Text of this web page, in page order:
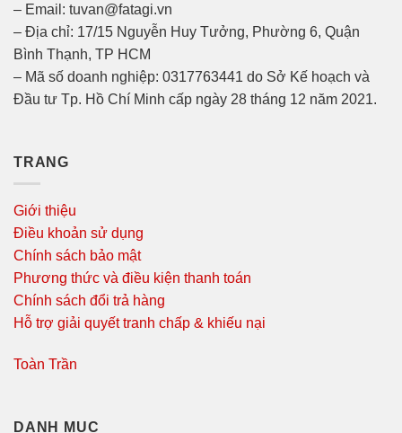
– Email: tuvan@fatagi.vn
– Địa chỉ: 17/15 Nguyễn Huy Tưởng, Phường 6, Quận
Bình Thạnh, TP HCM
– Mã số doanh nghiệp: 0317763441 do Sở Kế hoạch và
Đầu tư Tp. Hồ Chí Minh cấp ngày 28 tháng 12 năm 2021.
TRANG
Giới thiệu
Điều khoản sử dụng
Chính sách bảo mật
Phương thức và điều kiện thanh toán
Chính sách đổi trả hàng
Hỗ trợ giải quyết tranh chấp & khiếu nại
Toàn Trần
DANH MỤC